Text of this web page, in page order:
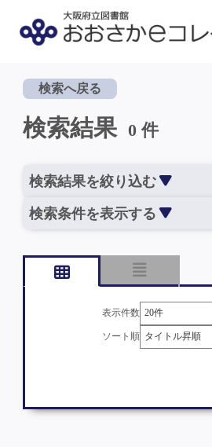
検索へ戻る
検索結果 0 件
検索結果を絞り込む
検索条件を表示する
表示件数
ソート順